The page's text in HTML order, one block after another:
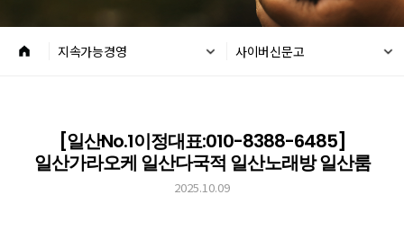
지속가능경영 사이버신문고
[일산No.1이정대표:010-8388-6485]
일산가라오케 일산다국적 일산노래방 일산룸
2025.10.09